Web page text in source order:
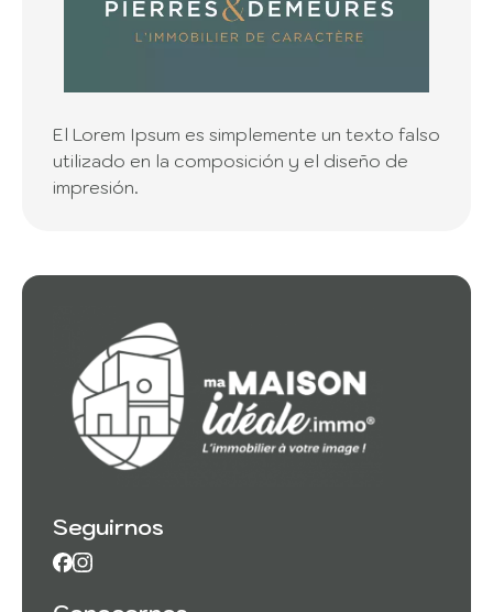
El Lorem Ipsum es simplemente un texto falso
utilizado en la composición y el diseño de
impresión.
Seguirnos